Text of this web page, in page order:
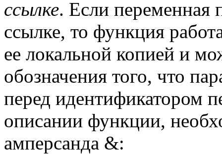
ссылке. Если переменная
ссылке, то функция
ее локальной копией и
обозначения того, что
перед идентификатором
описании функции,
амперсанда &: